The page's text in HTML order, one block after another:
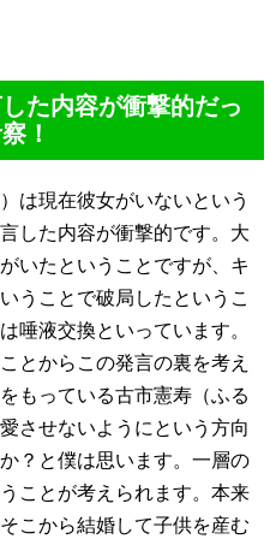
た内容が衝撃的だっ
！
は現在彼女がいないという
した内容が衝撃的です。大
いたということですが、キ
うことで破局したというこ
唾液交換といっています。
とからこの発言の裏を考え
もっている古市憲寿（ふる
させないようにという方向
？と僕は思います。一層の
ことが考えられます。本来
こから結婚して子供を産む